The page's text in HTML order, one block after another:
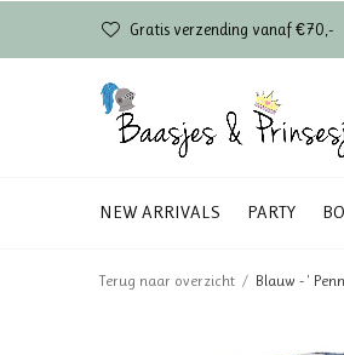
NEW ARRIVALS PARTY
Gratis verzending vanaf €70,-
Terug naar overzicht Blauw - '